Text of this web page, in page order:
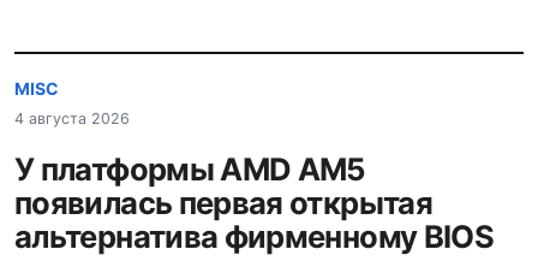
MISC
4 августа 2026
У платформы AMD AM5
появилась первая открытая
альтернатива фирменному BIOS